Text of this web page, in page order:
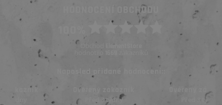
HODNOCENÍ OBCHODU
Obchod ElementStore
hodnotilo
Naposled přidané hodnocení::
Ověřený zákazník
Před 3 týdny